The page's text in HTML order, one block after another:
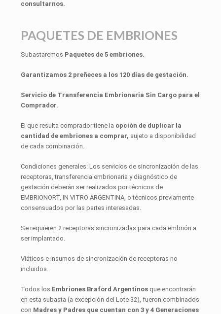
consultarnos.
PAQUETES DE EMBRIONES
Subastaremos Paquetes de 5 embriones.
Garantizamos 2 preñeces a los 120 días de gestación.
Servicio de Transferencia Embrionaria Sin Cargo para el
Comprador.
El que resulta comprador tiene la opción de duplicar la
cantidad de embriones a comprar, sujeto a disponibilidad
de cada combinación.
Condiciones generales: Los servicios de sincronización de las
receptoras, transferencia embrionaria y diagnóstico de
gestación deberán ser realizados por técnicos de
EMBRIONORT, IN VITRO ARGENTINA, o técnicos previamente
consensuados por las partes interesadas.
Se requieren 2 receptoras sincronizadas para cada embrión a
ser implantado.
Viáticos e insumos de sincronización de receptoras no
incluidos.
Todos los Embriones Braford Argentinosque encontrarán
en esta subasta (a excepción del Lote 32), fueron combinados
con Madres y Padres que cuentan con 3 y 4 Generaciones